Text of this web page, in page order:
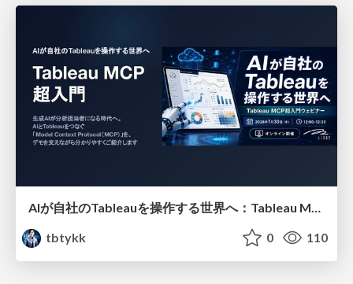
AIが自社のTableauを操作する世界へ：Tableau MCP超入門
tbtykk
0 110